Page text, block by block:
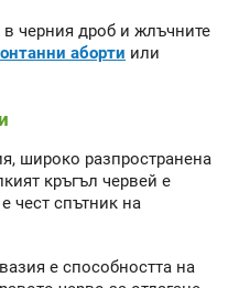
черния дроб и жлъчните
аборти или
широко разпространена
кръгъл червей е
чест спътник на
е способността на